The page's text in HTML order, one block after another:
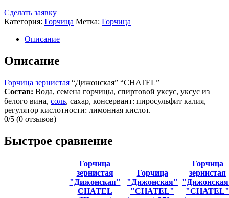
Сделать заявку
Категория: Горчица Метка: Горчица
Описание
Описание
Горчица зернистая “Дижонская” “CHATEL”
Состав: Вода, семена горчицы, спиртовой уксус, уксус из
белого вина, соль, сахар, консервант: пиросульфит калия,
регулятор кислотности: лимонная кислот.
0/5 (0 отзывов)
Быстрое сравнение
Горчица
зернистая
"Дижонская"
CHATEL
Горчица
"Дижонская"
"CHATEL"
Горчица
зернистая
"CHATEL"